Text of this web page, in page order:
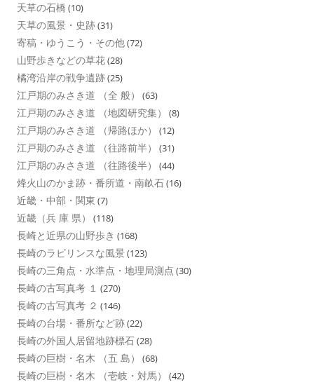
天草の石橋 (10)
天草の風景・史跡(31)
寄稿・ゆうこう・その他(72)
山野歩きなどの草花(28)
橘湾沿岸の戦争遺跡(25)
江戸期のみさき道 （全 般） (63)
江戸期のみさき道 （地図研究集） (8)
江戸期のみさき道 （帰路ほか） (12)
江戸期のみさき道 （往路前半） (31)
江戸期のみさき道 （往路後半） (44)
烽火山のかま跡・番所道・南畝石(16)
近畿・中部・関東 (7)
近畿（兵 庫 県） (118)
長崎と近県の山野歩き (168)
長崎のラビリンスな風景 (123)
長崎の三角点・水準点・地理局測点 (30)
長崎の古写真考 １ (270)
長崎の古写真考 ２ (146)
長崎の台場・番所など跡(22)
長崎の外国人居留地跡標石(28)
長崎の巨樹・名木 （五 島） (68)
長崎の巨樹・名木 （壱岐・対馬） (42)